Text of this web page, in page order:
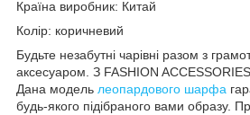
Країна виробник: Китай
Колір: коричневий
Будьте незабутні чарівні разом з
аксесуаром. З FASHION
Дана модель леопардового шарфа
будь-якого підібраного вами образу.